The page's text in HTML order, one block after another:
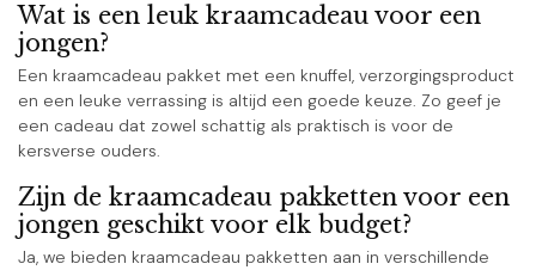
Wat is een leuk kraamcadeau voor een
jongen?
Een kraamcadeau pakket met een knuffel, verzorgingsproduct
en een leuke verrassing is altijd een goede keuze. Zo geef je
een cadeau dat zowel schattig als praktisch is voor de
kersverse ouders.
Zijn de kraamcadeau pakketten voor een
jongen geschikt voor elk budget?
Ja, we bieden kraamcadeau pakketten aan in verschillende